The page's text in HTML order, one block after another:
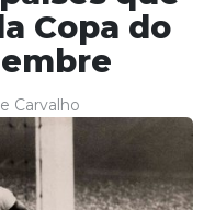
Copa do
Carvalho